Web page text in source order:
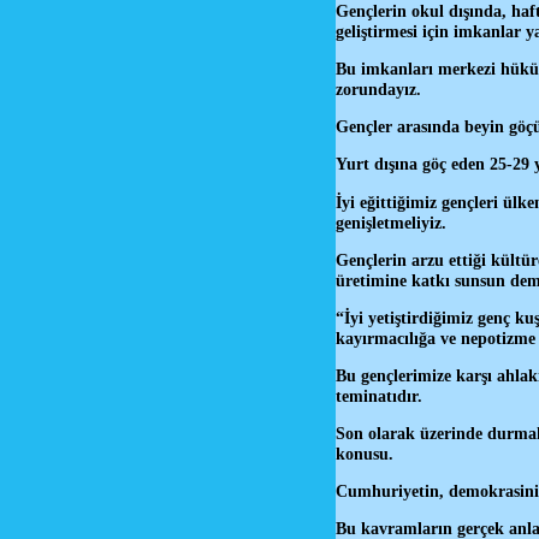
Gençlerin okul dışında,
geliştirmesi için imkanlar
Bu imkanları merkezi
zorundayız.
Gençler arasında beyin
Yurt dışına göç eden 25-29
İyi eğittiğimiz gençleri
genişletmeliyiz.
Gençlerin arzu ettiği
üretimine katkı sunsun
“İyi yetiştirdiğimiz genç
kayırmacılığa ve
Bu gençlerimize karşı
teminatıdır.
Son olarak üzerinde
konusu.
Cumhuriyetin,
Bu kavramların gerçek